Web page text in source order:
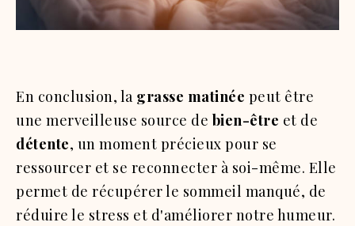
En conclusion, la grasse matinée peut être
une merveilleuse source de bien-être et de
détente, un moment précieux pour se
ressourcer et se reconnecter à soi-même. Elle
permet de récupérer le sommeil manqué, de
réduire le stress et d'améliorer notre humeur.